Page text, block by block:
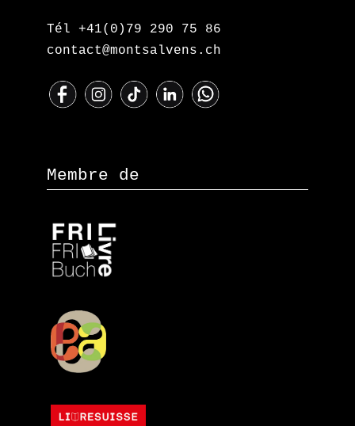
Tél +41(0)79 290 75 86
contact@montsalvens.ch
Membre de